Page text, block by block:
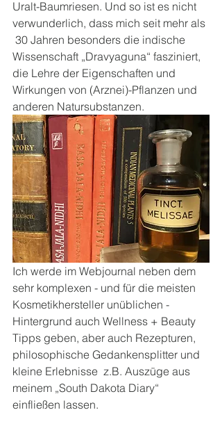
Uralt-Baumriesen. Und so ist es nicht
verwunderlich, dass mich seit mehr als
30 Jahren besonders die indische
Wissenschaft „Dravyaguna“ fasziniert,
die Lehre der Eigenschaften und
Wirkungen von (Arznei)-Pflanzen und
anderen Natursubstanzen.
Ich werde im Webjournal neben dem
sehr komplexen - und für die meisten
Kosmetikhersteller unüblichen -
Hintergrund auch Wellness + Beauty
Tipps geben, aber auch Rezepturen,
philosophische Gedankensplitter und
kleine Erlebnisse  z.B. Auszüge aus
meinem „South Dakota Diary“
einfließen lassen.